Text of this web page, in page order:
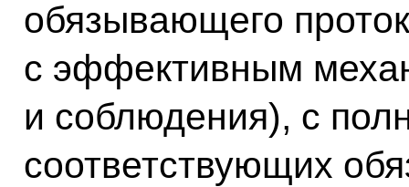
обязывающего
с эффективным
и соблюдения), с
соответствующих